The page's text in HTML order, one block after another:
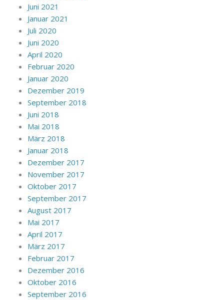
Juni 2021
Januar 2021
Juli 2020
Juni 2020
April 2020
Februar 2020
Januar 2020
Dezember 2019
September 2018
Juni 2018
Mai 2018
März 2018
Januar 2018
Dezember 2017
November 2017
Oktober 2017
September 2017
August 2017
Mai 2017
April 2017
März 2017
Februar 2017
Dezember 2016
Oktober 2016
September 2016